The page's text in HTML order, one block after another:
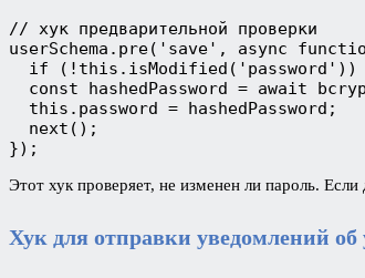
// хук предварительной проверки
userSchema.pre('save', async
if (!this.isModified('password'))
const hashedPassword = await
  this.password = hashedPassword;
  next();
});
Этот хук проверяет, не изменен ли пароль.
Хук для отправки уведомлений об